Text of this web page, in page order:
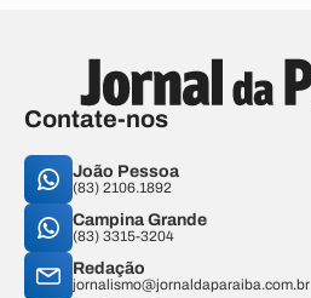
Contate-nos
João Pessoa
(83) 2106.1892
Campina Grande
(83) 3315-3204
Redação
jornalismo@jornaldaparaiba.com.br